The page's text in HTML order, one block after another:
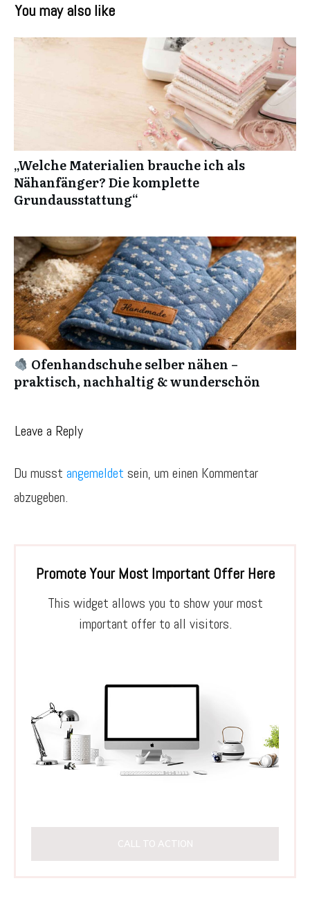
You may also like
„Welche Materialien brauche ich als
Nähanfänger? Die komplette
Grundausstattung“
Ofenhandschuhe selber nähen –
praktisch, nachhaltig & wunderschön
Leave a Reply
Du musst angemeldet sein, um einen Kommentar
abzugeben.
Promote Your Most Important Offer Here
This widget allows you to show your most
important offer to all visitors.
CALL TO ACTION